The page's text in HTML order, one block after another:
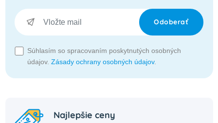
Odoberať
Súhlasím so spracovaním poskytnutých osobných
údajov. Zásady ochrany osobných údajov.
Najlepšie ceny